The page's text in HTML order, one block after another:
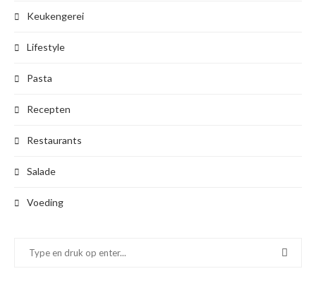
Keukengerei
Lifestyle
Pasta
Recepten
Restaurants
Salade
Voeding